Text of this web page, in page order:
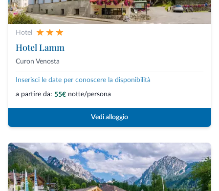
Hotel
Hotel Lamm
Curon Venosta
Inserisci le date per conoscere la disponibilità
a partire da: 55€ notte/persona
Vedi alloggio